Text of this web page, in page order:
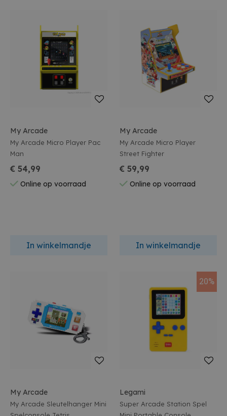
My Arcade
My Arcade Micro Player Pac
Man
€ 54,99
Online op voorraad
In winkelmandje
My Arcade
My Arcade Micro Player
Street Fighter
€ 59,99
Online op voorraad
In winkelmandje
My Arcade
My Arcade Sleutelhanger Mini
20%
Legami
Super Arcade Station Spel